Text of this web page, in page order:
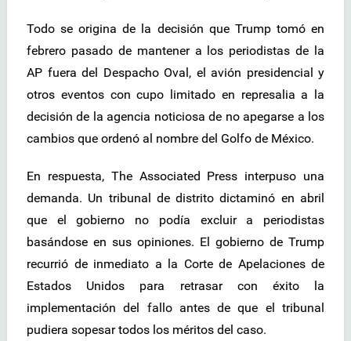
Todo se origina de la decisión que Trump tomó en
febrero pasado de mantener a los periodistas de la
AP fuera del Despacho Oval, el avión presidencial y
otros eventos con cupo limitado en represalia a la
decisión de la agencia noticiosa de no apegarse a los
cambios que ordenó al nombre del Golfo de México.
En respuesta, The Associated Press interpuso una
demanda. Un tribunal de distrito dictaminó en abril
que el gobierno no podía excluir a periodistas
basándose en sus opiniones. El gobierno de Trump
recurrió de inmediato a la Corte de Apelaciones de
Estados Unidos para retrasar con éxito la
implementación del fallo antes de que el tribunal
pudiera sopesar todos los méritos del caso.